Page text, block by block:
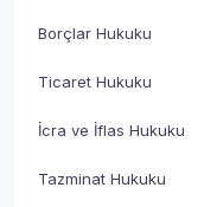
Borçlar Hukuku
Ticaret Hukuku
İcra ve İflas Hukuku
Tazminat Hukuku